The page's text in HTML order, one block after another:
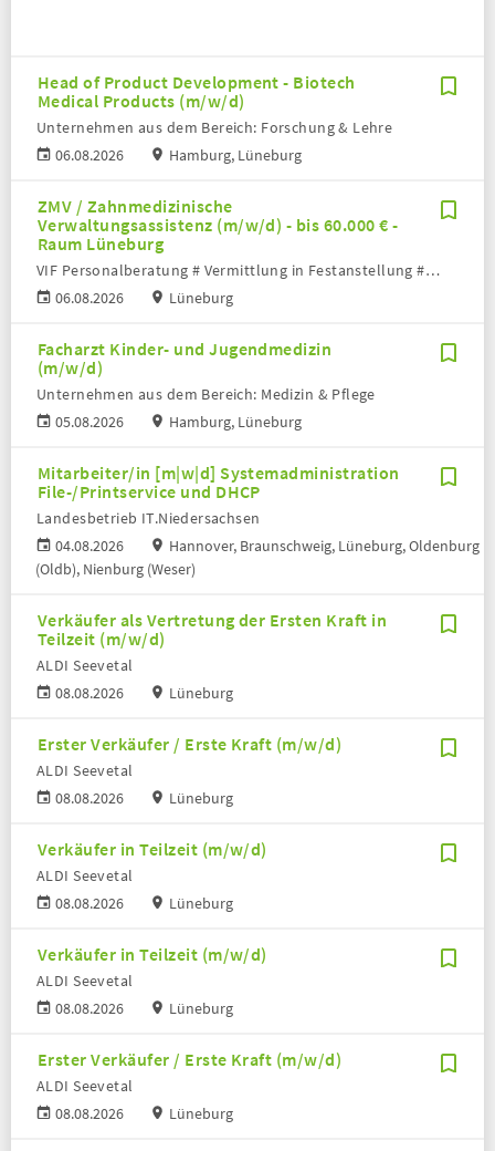
Head of Product Development - Biotech
Medical Products (m/w/d)
06.08.2026
Unternehmen aus dem Bereich: Forschung & Lehre
Hamburg, Lüneburg
ZMV / Zahnmedizinische
Verwaltungsassistenz (m/w/d) - bis 60.000 € -
Raum Lüneburg
06.08.2026
VIF Personalberatung # Vermittlung in Festanstellung # Volker Bronheim
Lüneburg
Facharzt Kinder- und Jugendmedizin
(m/w/d)
05.08.2026
Unternehmen aus dem Bereich: Medizin & Pflege
Hamburg, Lüneburg
Mitarbeiter/in [m|w|d] Systemadministration
File-/Printservice und DHCP
04.08.2026
Landesbetrieb IT.Niedersachsen
Hannover, Braunschweig, Lüneburg, Oldenburg
(Oldb), Nienburg (Weser)
Verkäufer als Vertretung der Ersten Kraft in
Teilzeit (m/w/d)
08.08.2026
ALDI Seevetal
Lüneburg
Erster Verkäufer / Erste Kraft (m/w/d)
08.08.2026
ALDI Seevetal
Lüneburg
Verkäufer in Teilzeit (m/w/d)
08.08.2026
ALDI Seevetal
Lüneburg
Verkäufer in Teilzeit (m/w/d)
08.08.2026
ALDI Seevetal
Lüneburg
Erster Verkäufer / Erste Kraft (m/w/d)
08.08.2026
ALDI Seevetal
Lüneburg